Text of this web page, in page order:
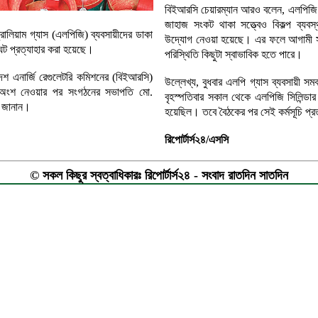
গ্যাস (এলপিজি) ব্যবসায়ীদের ডাকা
প্রত্যাহার করা হয়েছে।
এনার্জি রেগুলেটরি কমিশনের (বিইআরসি)
নেওয়ার পর সংগঠনের সভাপতি মো.
বিইআরসি চেয়ারম্যান আরও বলেন,
জাহাজ সংকট থাকা সত্ত্বেও বিকল্প
উদ্যোগ নেওয়া হয়েছে। এর ফলে আগামী
পরিস্থিতি কিছুটা স্বাভাবিক হতে পারে।
উল্লেখ্য, বুধবার এলপি গ্যাস ব্যবসায়ী
বৃহস্পতিবার সকাল থেকে এলপিজি
হয়েছিল। তবে বৈঠকের পর সেই কর্মসূচি
রিপোর্টার্স২৪/এসসি
© সকল কিছুর স্বত্বাধিকারঃ রিপোর্টার্স২৪ - সংবাদ রাতদিন সাতদিন